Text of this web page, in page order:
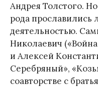
Андрея Толстого.
рода прославились
деятельностью.
Николаевич
и Алексей
Серебряный»,
соавторстве с